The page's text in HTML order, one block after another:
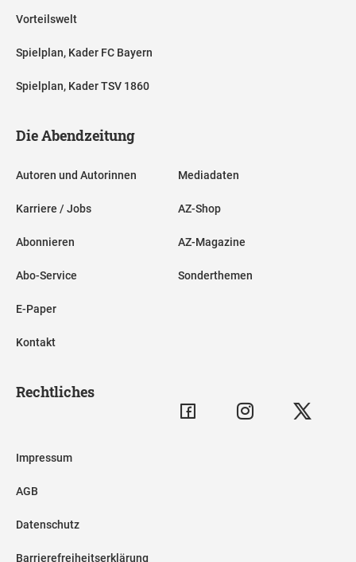
Vorteilswelt
Spielplan, Kader FC Bayern
Spielplan, Kader TSV 1860
Die Abendzeitung
Autoren und Autorinnen
Karriere / Jobs
Abonnieren
Abo-Service
E-Paper
Kontakt
Mediadaten
AZ-Shop
AZ-Magazine
Sonderthemen
Rechtliches
Impressum
AGB
Datenschutz
Barrierefreiheitserklärung